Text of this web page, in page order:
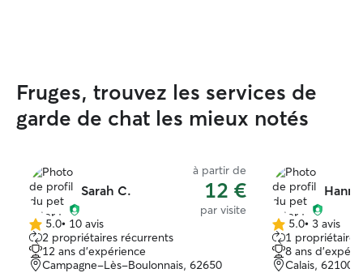
Fruges, trouvez les services de
garde de chat les mieux notés
Sarah C.
à partir de
12 €
par visite
5.0 étoile(s)
sur
5
5.0• 10 avis
2 propriétaires récurrents
12 ans d'expérience
Campagne-Lès-Boulonnais, 62650
5.0 étoile(s)
sur
5
5.0• 3 avis
1 propriétaire
8 ans
Calais, 62100